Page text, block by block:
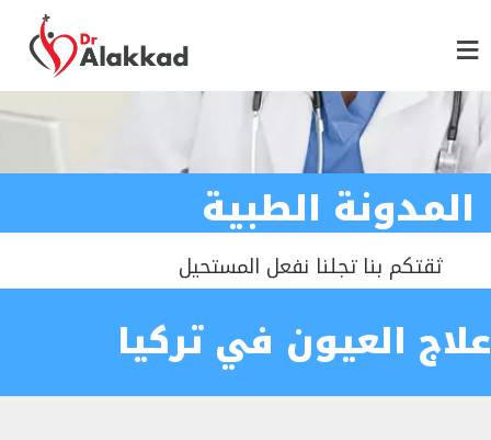
المدونة الطبية
ثقتكم بنا تجلنا نفعل المستحيل
علاج العيون في تركيا